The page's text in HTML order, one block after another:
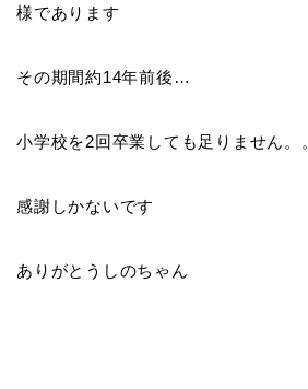
様であります
その期間約14年前後…
小学校を2回卒業しても足りません。
感謝しかないです
ありがとうしのちゃん